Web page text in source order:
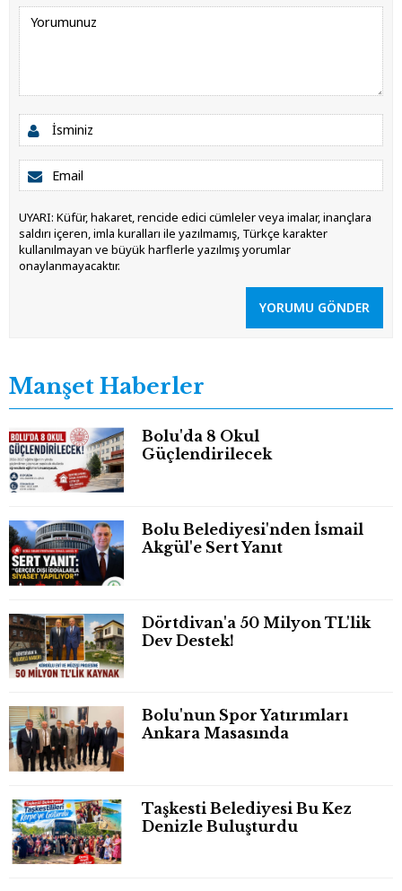
UYARI: Küfür, hakaret, rencide edici cümleler veya imalar, inançlara
saldırı içeren, imla kuralları ile yazılmamış, Türkçe karakter
kullanılmayan ve büyük harflerle yazılmış yorumlar
onaylanmayacaktır.
YORUMU GÖNDER
Manşet Haberler
Bolu'da 8 Okul
Güçlendirilecek
Bolu Belediyesi'nden İsmail
Akgül'e Sert Yanıt
Dörtdivan'a 50 Milyon TL'lik
Dev Destek!
Bolu'nun Spor Yatırımları
Ankara Masasında
Taşkesti Belediyesi Bu Kez
Denizle Buluşturdu